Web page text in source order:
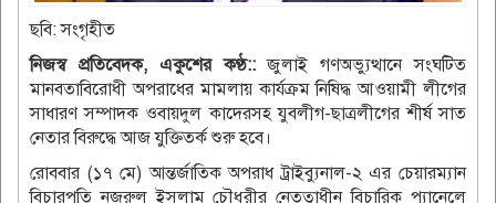
ছবি: সংগৃহীত
নিজস্ব প্রতিবেদক, একুশের কণ্ঠ::জুলাই গণঅভ্যুত্থানে সংঘটিত
মানবতাবিরোধী অপরাধের মামলায় কার্যক্রম নিষিদ্ধ আওয়ামী লীগের
সাধারণ সম্পাদক ওবায়দুল কাদেরসহ যুবলীগ-ছাত্রলীগের শীর্ষ সাত
নেতার বিরুদ্ধে আজ যুক্তিতর্ক শুরু হবে।
রোববার (১৭ মে) আন্তর্জাতিক অপরাধ ট্রাইব্যুনাল-২ এর চেয়ারম্যান
বিচারপতি নজরুল ইসলাম চৌধুরীর নেতৃত্বাধীন বিচারিক প্যানেলে